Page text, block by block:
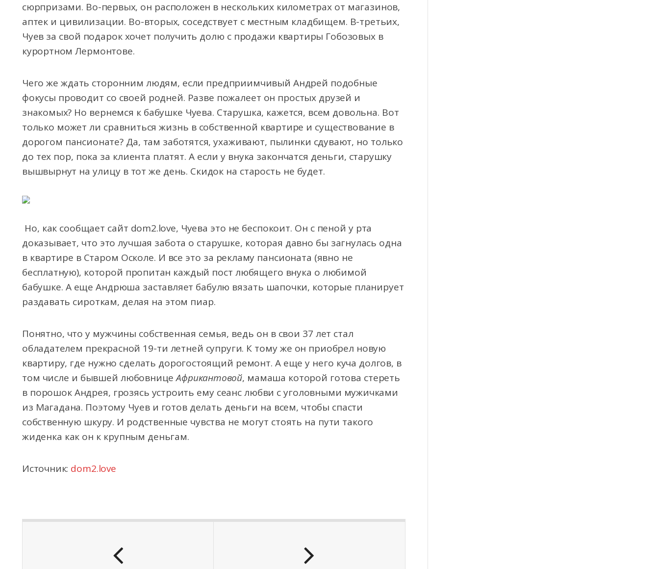
сюрпризами. Во-первых, он расположен в нескольких километрах от магазинов,
аптек и цивилизации. Во-вторых, соседствует с местным кладбищем. В-третьих,
Чуев за свой подарок хочет получить долю с продажи квартиры Гобозовых в
курортном Лермонтове.
Чего же ждать сторонним людям, если предприимчивый Андрей подобные
фокусы проводит со своей родней. Разве пожалеет он простых друзей и
знакомых? Но вернемся к бабушке Чуева. Старушка, кажется, всем довольна. Вот
только может ли сравниться жизнь в собственной квартире и существование в
дорогом пансионате? Да, там заботятся, ухаживают, пылинки сдувают, но только
до тех пор, пока за клиента платят. А если у внука закончатся деньги, старушку
вышвырнут на улицу в тот же день. Скидок на старость не будет.
Но, как сообщает сайт dom2.love, Чуева это не беспокоит. Он с пеной у рта
доказывает, что это лучшая забота о старушке, которая давно бы загнулась одна
в квартире в Старом Осколе. И все это за рекламу пансионата (явно не
бесплатную), которой пропитан каждый пост любящего внука о любимой
бабушке. А еще Андрюша заставляет бабулю вязать шапочки, которые планирует
раздавать сироткам, делая на этом пиар.
Понятно, что у мужчины собственная семья, ведь он в свои 37 лет стал
обладателем прекрасной 19-ти летней супруги. К тому же он приобрел новую
квартиру, где нужно сделать дорогостоящий ремонт. А еще у него куча долгов, в
том числе и бывшей любовницеАфрикантовой, мамаша которой готова стереть
в порошок Андрея, грозясь устроить ему сеанс любви с уголовными мужичками
из Магадана. Поэтому Чуев и готов делать деньги на всем, чтобы спасти
собственную шкуру. И родственные чувства не могут стоять на пути такого
жиденка как он к крупным деньгам.
Источник: dom2.love